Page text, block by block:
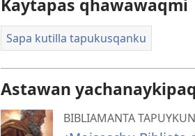
Kaytapas qhawawaqmi
Sapa kutilla tapukusqanku
Astawan yachanaykipaq
BIBLIAMANTA